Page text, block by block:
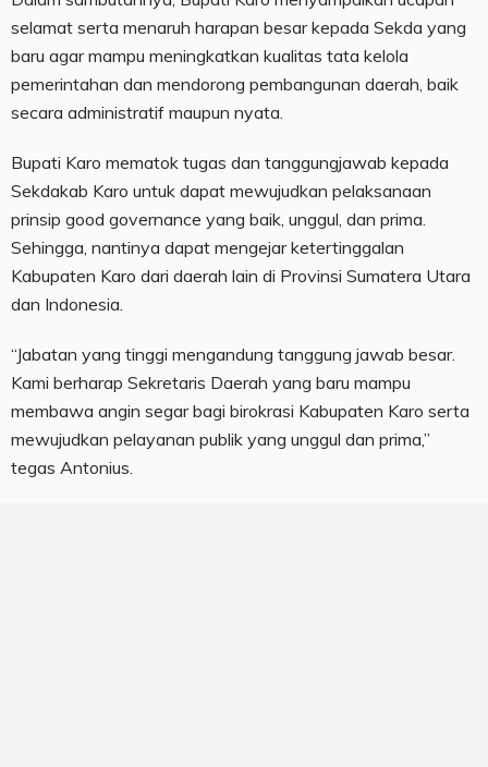
selamat serta menaruh harapan besar kepada Sekda yang
baru agar mampu meningkatkan kualitas tata kelola
pemerintahan dan mendorong pembangunan daerah, baik
secara administratif maupun nyata.
Bupati Karo mematok tugas dan tanggungjawab kepada
Sekdakab Karo untuk dapat mewujudkan pelaksanaan
prinsip good governance yang baik, unggul, dan prima.
Sehingga, nantinya dapat mengejar ketertinggalan
Kabupaten Karo dari daerah lain di Provinsi Sumatera Utara
dan Indonesia.
“Jabatan yang tinggi mengandung tanggung jawab besar.
Kami berharap Sekretaris Daerah yang baru mampu
membawa angin segar bagi birokrasi Kabupaten Karo serta
mewujudkan pelayanan publik yang unggul dan prima,”
tegas Antonius.